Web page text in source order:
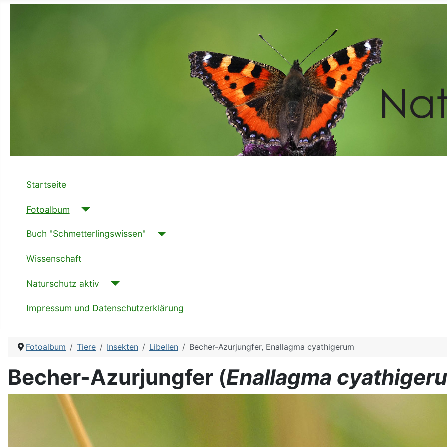
Startseite
Fotoalbum
Buch "Schmetterlingswissen"
Wissenschaft
Naturschutz aktiv
Impressum und Datenschutzerklärung
Fotoalbum Tiere Insekten Libellen Becher-Azurjungfer, Enallagma cyathigerum
Becher-Azurjungfer (Enallagma